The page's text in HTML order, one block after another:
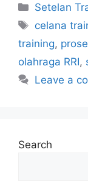
Setelan
celana
training,
olahraga RRI,
Leave a
Search